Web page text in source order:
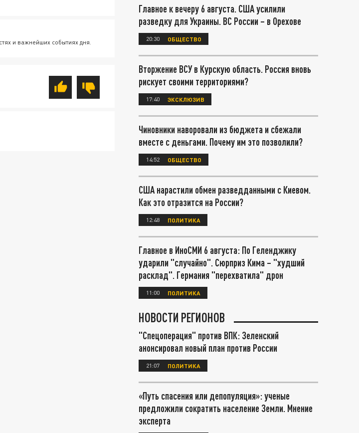
и важнейших событиях дня.
Главное к вечеру 6 августа. США усилили
разведку для Украины. ВС России – в Орехове
20:30 ОБЩЕСТВО
Вторжение ВСУ в Курскую область. Россия вновь
рискует своими территориями?
17:40 ЭКСКЛЮЗИВ
Чиновники наворовали из бюджета и сбежали
вместе с деньгами. Почему им это позволили?
14:52 ОБЩЕСТВО
США нарастили обмен разведданными с Киевом.
Как это отразится на России?
12:48 ПОЛИТИКА
Главное в ИноСМИ 6 августа: По Геленджику
ударили "случайно". Сюрприз Кима – "худший
расклад". Германия "перехватила" дрон
11:00 ПОЛИТИКА
НОВОСТИ РЕГИОНОВ
"Спецоперация" против ВПК: Зеленский
анонсировал новый план против России
21:07 ПОЛИТИКА
«Путь спасения или депопуляция»: ученые
предложили сократить население Земли. Мнение
эксперта